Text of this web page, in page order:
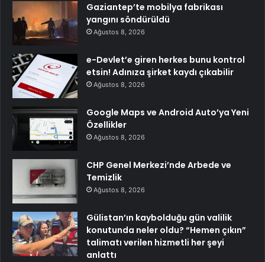
Gaziantep’te mobilya fabrikası
yangını söndürüldü
Ağustos 8, 2026
e-Devlet’e giren herkes bunu kontrol
etsin! Adınıza şirket kaydı çıkabilir
Ağustos 8, 2026
Google Maps ve Android Auto’ya Yeni
Özellikler
Ağustos 8, 2026
CHP Genel Merkezi’nde Arbede ve
Temizlik
Ağustos 8, 2026
Gülistan’ın kaybolduğu gün valilik
konutunda neler oldu? “Hemen çıkın”
talimatı verilen hizmetli her şeyi
anlattı